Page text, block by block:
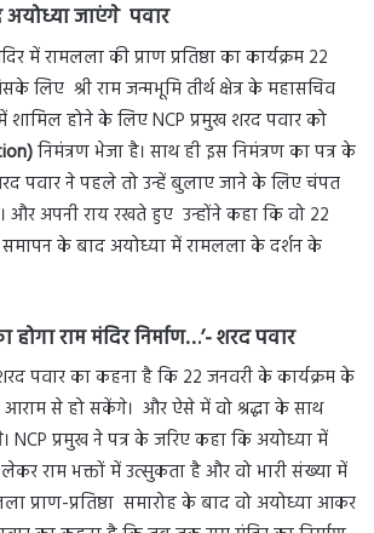
अयोध्या जाएंगे पवार
में रामलला की प्राण प्रतिष्ठा का कार्यक्रम 22
लिए श्री राम जन्मभूमि तीर्थ क्षेत्र के महासचिव
शामिल होने के लिए NCP प्रमुख शरद पवार को
निमंत्रण भेजा है। साथ ही इस निमंत्रण का पत्र के
पवार ने पहले तो उन्हें बुलाए जाने के लिए चंपत
और अपनी राय रखते हुए उन्होंने कहा कि वो 22
के बाद अयोध्या में रामलला के दर्शन के
राम मंदिर निर्माण…’- शरद पवार
पवार का कहना है कि 22 जनवरी के कार्यक्रम के
से हो सकेंगे। और ऐसे में वो श्रद्धा के साथ
NCP प्रमुख ने पत्र के जरिए कहा कि अयोध्या में
राम भक्तों में उत्सुकता है और वो भारी संख्या में
प्राण-प्रतिष्ठा समारोह के बाद वो अयोध्या आकर